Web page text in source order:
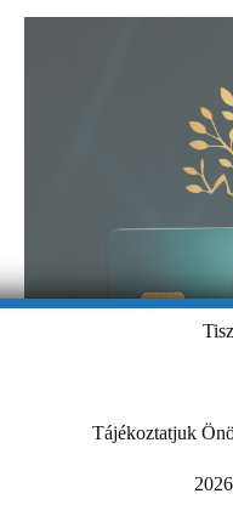
Tájékoztatjuk